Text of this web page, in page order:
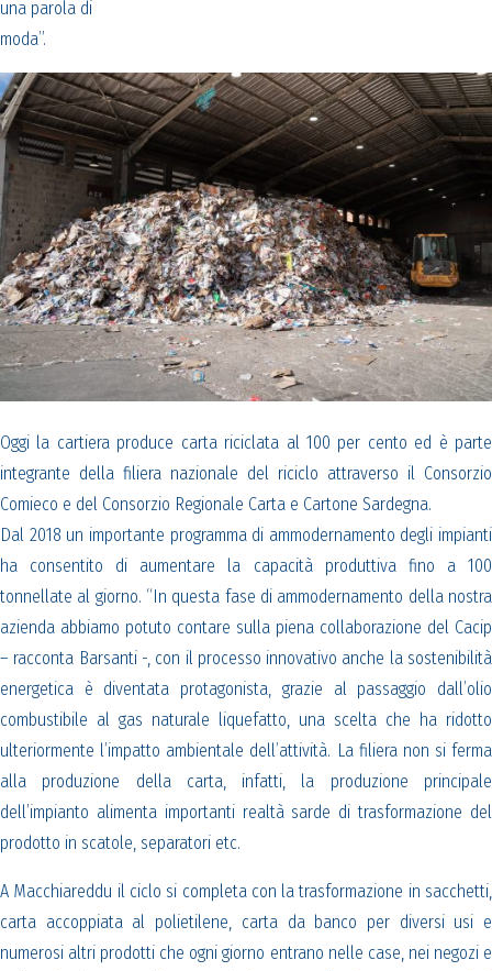
una parola di
moda”.
Oggi la cartiera produce carta riciclata al 100 per cento ed è parte
integrante della filiera nazionale del riciclo attraverso il Consorzio
Comieco e del Consorzio Regionale Carta e Cartone Sardegna.
Dal 2018 un importante programma di ammodernamento degli impianti
ha consentito di aumentare la capacità produttiva fino a 100
tonnellate al giorno. “In questa fase di ammodernamento della nostra
azienda abbiamo potuto contare sulla piena collaborazione del Cacip
– racconta Barsanti -, con il processo innovativo anche la sostenibilità
energetica è diventata protagonista, grazie al passaggio dall’olio
combustibile al gas naturale liquefatto, una scelta che ha ridotto
ulteriormente l’impatto ambientale dell’attività. La filiera non si ferma
alla produzione della carta, infatti, la produzione principale
dell’impianto alimenta importanti realtà sarde di trasformazione del
prodotto in scatole, separatori etc.
A Macchiareddu il ciclo si completa con la trasformazione in sacchetti,
carta accoppiata al polietilene, carta da banco per diversi usi e
numerosi altri prodotti che ogni giorno entrano nelle case, nei negozi e